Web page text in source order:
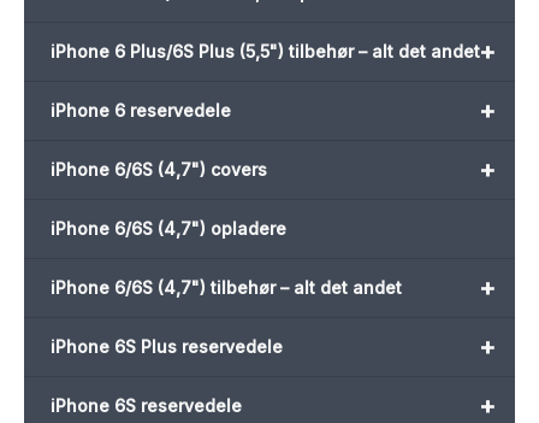
+
iPhone 6 Plus/6S Plus (5,5") tilbehør – alt det andet
+
iPhone 6 reservedele
+
iPhone 6/6S (4,7") covers
iPhone 6/6S (4,7") opladere
+
iPhone 6/6S (4,7") tilbehør – alt det andet
+
iPhone 6S Plus reservedele
+
iPhone 6S reservedele